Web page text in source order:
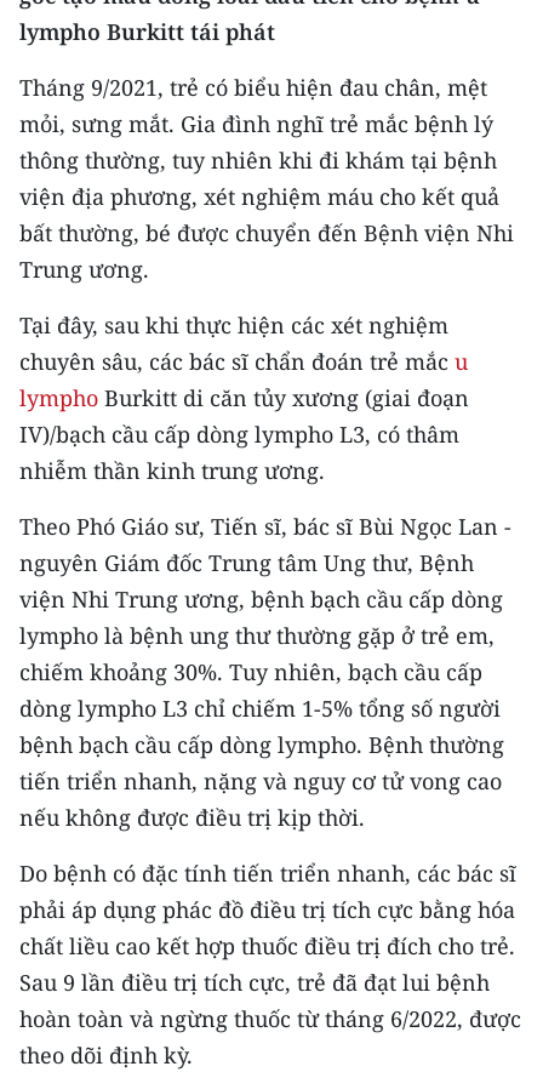
CHƯƠNG TRÌNH OCOP - MỖI XÃ
MỘT SẢN PHẨM
RADIO
MEDIA CENTER
E-Magazine
Video
Media Chính trị
Media Kinh tế
Media Văn hóa
Media Pháp luật
Media Du lịch
Media Thế giới
Media Thể thao
Media Giáo dục
Media Y tế
Media Khoa học - Công nghệ
Media Môi trường
Ảnh
Infographic
lympho Burkitt tái phát
Tháng 9/2021, trẻ có biểu hiện đau chân, mệt
mỏi, sưng mắt. Gia đình nghĩ trẻ mắc bệnh lý
thông thường, tuy nhiên khi đi khám tại bệnh
viện địa phương, xét nghiệm máu cho kết quả
bất thường, bé được chuyển đến Bệnh viện Nhi
Trung ương.
Tại đây, sau khi thực hiện các xét nghiệm
chuyên sâu, các bác sĩ chẩn đoán trẻ mắc u
lympho Burkitt di căn tủy xương (giai đoạn
IV)/bạch cầu cấp dòng lympho L3, có thâm
nhiễm thần kinh trung ương.
Theo Phó Giáo sư, Tiến sĩ, bác sĩ Bùi Ngọc Lan -
nguyên Giám đốc Trung tâm Ung thư, Bệnh
viện Nhi Trung ương, bệnh bạch cầu cấp dòng
lympho là bệnh ung thư thường gặp ở trẻ em,
chiếm khoảng 30%. Tuy nhiên, bạch cầu cấp
dòng lympho L3 chỉ chiếm 1-5% tổng số người
bệnh bạch cầu cấp dòng lympho. Bệnh thường
tiến triển nhanh, nặng và nguy cơ tử vong cao
nếu không được điều trị kịp thời.
Do bệnh có đặc tính tiến triển nhanh, các bác sĩ
phải áp dụng phác đồ điều trị tích cực bằng hóa
chất liều cao kết hợp thuốc điều trị đích cho trẻ.
Sau 9 lần điều trị tích cực, trẻ đã đạt lui bệnh
hoàn toàn và ngừng thuốc từ tháng 6/2022, được
theo dõi định kỳ.